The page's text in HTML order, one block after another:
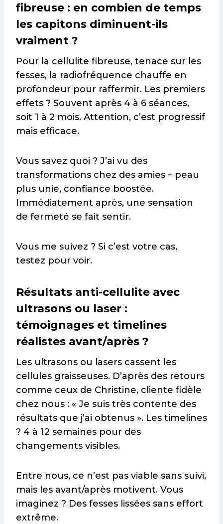
fibreuse : en combien de temps
les capitons diminuent-ils
vraiment ?
Pour la cellulite fibreuse, tenace sur les
fesses, la radiofréquence chauffe en
profondeur pour raffermir. Les premiers
effets ? Souvent après 4 à 6 séances,
soit 1 à 2 mois. Attention, c’est progressif
mais efficace.
Vous savez quoi ? J’ai vu des
transformations chez des amies – peau
plus unie, confiance boostée.
Immédiatement après, une sensation
de fermeté se fait sentir.
Vous me suivez ? Si c’est votre cas,
testez pour voir.
Résultats anti-cellulite avec
ultrasons ou laser :
témoignages et timelines
réalistes avant/après ?
Les ultrasons ou lasers cassent les
cellules graisseuses. D’après des retours
comme ceux de Christine, cliente fidèle
chez nous : « Je suis très contente des
résultats que j’ai obtenus ». Les timelines
? 4 à 12 semaines pour des
changements visibles.
Entre nous, ce n’est pas viable sans suivi,
mais les avant/après motivent. Vous
imaginez ? Des fesses lissées sans effort
extrême.